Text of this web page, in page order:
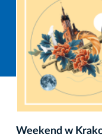
Weekend w